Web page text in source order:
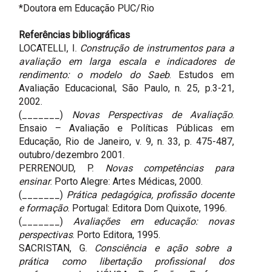
*Doutora em Educação PUC/Rio
Referências bibliográficas
LOCATELLI, I. Construção de instrumentos para a
avaliação em larga escala e indicadores de
rendimento: o modelo do Saeb. Estudos em
Avaliação Educacional, São Paulo, n. 25, p.3-21,
2002.
(_______) Novas Perspectivas de Avaliação.
Ensaio – Avaliação e Políticas Públicas em
Educação, Rio de Janeiro, v. 9, n. 33, p. 475-487,
outubro/dezembro 2001.
PERRENOUD, P. Novas competências para
ensinar. Porto Alegre: Artes Médicas, 2000.
(_______) Prática pedagógica, profissão docente
e formação. Portugal: Editora Dom Quixote, 1996.
(_______) Avaliações em educação: novas
perspectivas. Porto Editora, 1995.
SACRISTAN, G. Consciência e ação sobre a
prática como libertação profissional dos